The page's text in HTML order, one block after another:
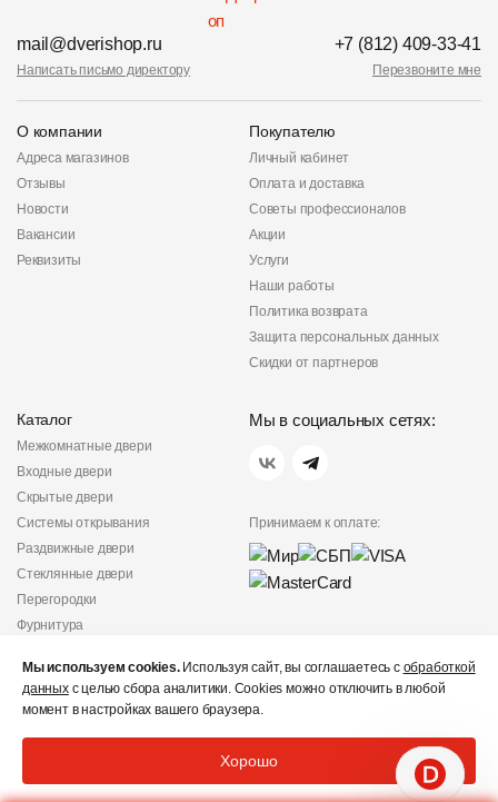
mail@dverishop.ru
Написать письмо директору
+7 (812) 409-33-41
Перезвоните мне
О компании
Адреса магазинов
Отзывы
Новости
Вакансии
Реквизиты
Покупателю
Личный кабинет
Оплата и доставка
Советы профессионалов
Акции
Услуги
Наши работы
Политика возврата
Защита персональных данных
Скидки от партнеров
Каталог
Межкомнатные двери
Входные двери
Скрытые двери
Системы открывания
Раздвижные двери
Стеклянные двери
Перегородки
Фурнитура
Мы в социальных сетях:
Принимаем к оплате:
конфиденциальности
Не является публичной
© «Дверишоп» 2012 - 2026
Мы используем cookies.Используя сайт, вы соглашаетесь с обработкой
данныхс целью сбора аналитики. Cookies можно отключить в любой
момент в настройках вашего браузера.
Хорошо